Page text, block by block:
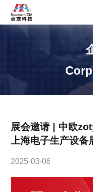
展会邀请 | 中欧
上海电子生产设备
2025-03-06